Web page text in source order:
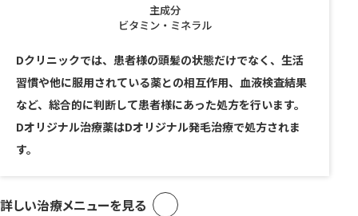
主成分
ビタミン・ミネラル
Dクリニックでは、患者様の頭髪の状態だけでなく、生活
習慣や他に服用されている薬との相互作用、血液検査結果
など、総合的に判断して患者様にあった処方を行います。
Dオリジナル治療薬はDオリジナル発毛治療で処方されま
す。
詳しい治療メニューを見る